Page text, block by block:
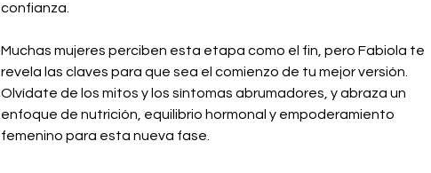
confianza.
Muchas mujeres perciben esta etapa como el fin, pero Fabiola te
revela las claves para que sea el comienzo de tu mejor versión.
Olvídate de los mitos y los síntomas abrumadores, y abraza un
enfoque de nutrición, equilibrio hormonal y empoderamiento
femenino para esta nueva fase.